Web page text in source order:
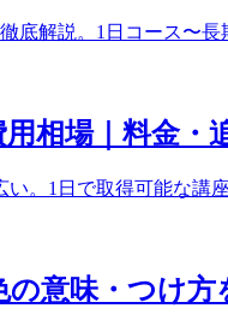
底解説。1日コース〜
相場｜料金
。1日で取得可能な
意味・つけ方